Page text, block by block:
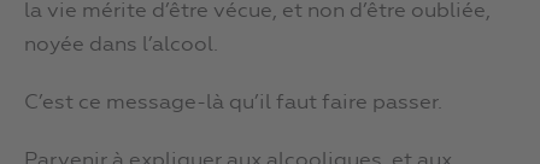
la vie mérite d’être vécue, et non d’être oubliée,
noyée dans l’alcool.
C’est ce message-là qu’il faut faire passer.